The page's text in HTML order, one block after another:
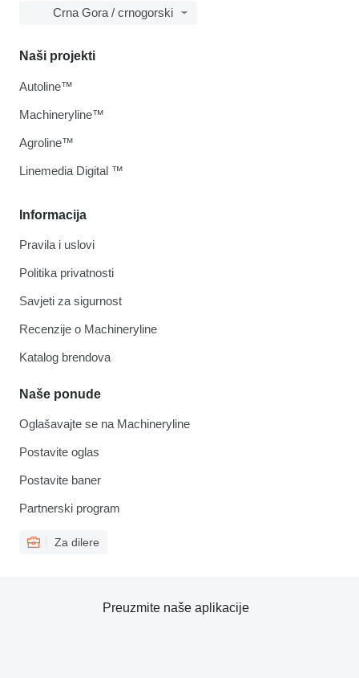
Crna Gora / crnogorski
Informacija
Pravila i uslovi
Politika privatnosti
Savjeti za sigurnost
Recenzije o Machineryline
Katalog brendova
Naše ponude
Oglašavajte se na Machineryline
Postavite oglas
Postavite baner
Partnerski program
Za dilere
Naši projekti
Autoline™
Machineryline™
Agroline™
Linemedia Digital ™
Preuzmite naše aplikacije